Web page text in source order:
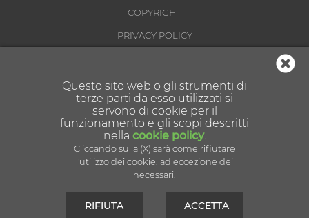
Questo sito web o gli strumenti di
terze parti da esso utilizzati si
servono di cookie per il
funzionamento e gli scopi descritti
nella cookie policy.
Cliccando sulla (X) sarà come rifiutare
l'utilizzo dei cookie, ad eccezione dei
necessari.
RIFIUTA ACCETTA
COPYRIGHT
PRIVACY POLICY
Partner tecnologico:
© All Rights Reserved - 2026